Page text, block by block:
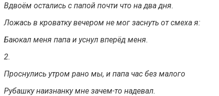
Вдвоём остались с папой почти что на два дня.
Ложась в кроватку вечером не мог заснуть от смеха я:
Баюкал меня папа и уснул вперёд меня.
2.
Проснулись утром рано мы, и папа час без малого
Рубашку наизнанку мне зачем-то надевал.